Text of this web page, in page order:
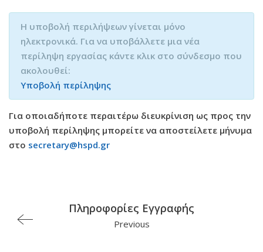
H υποβολή περιλήψεων γίνεται μόνο
ηλεκτρονικά. Για να υποβάλλετε μια νέα
περίληψη εργασίας κάντε κλικ στο σύνδεσμο που
ακολουθεί:
Υποβολή περίληψης
Για οποιαδήποτε περαιτέρω διευκρίνιση ως προς την
υποβολή περίληψης μπορείτε να αποστείλετε μήνυμα
στο secretary@hspd.gr
Πληροφορίες Εγγραφής
Previous